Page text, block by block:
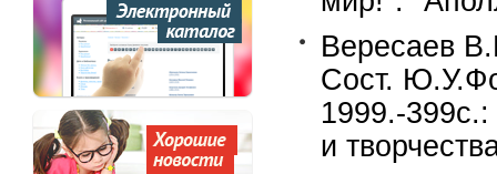
Вересаев
Сост.
1999.-
и